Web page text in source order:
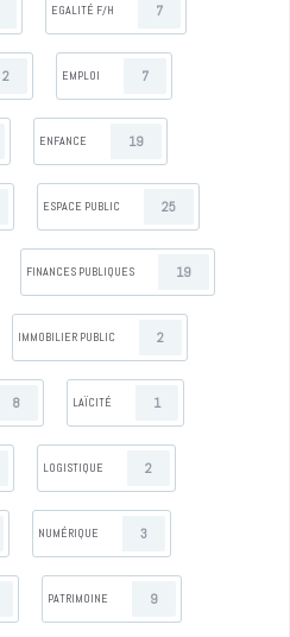
EGALITÉ F/H 7
2 EMPLOI 7
ENFANCE 19
ESPACE PUBLIC 25
FINANCES PUBLIQUES 19
IMMOBILIER PUBLIC 2
8 LAÏCITÉ 1
LOGISTIQUE 2
NUMÉRIQUE 3
PATRIMOINE 9